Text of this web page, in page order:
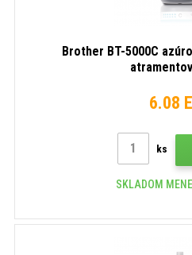
Brother BT-5000C
6.08
ks
SKLADOM